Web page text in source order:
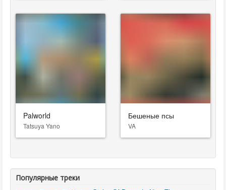
Palworld
Tatsuya Yano
Бешеные псы
VA
Популярные треки